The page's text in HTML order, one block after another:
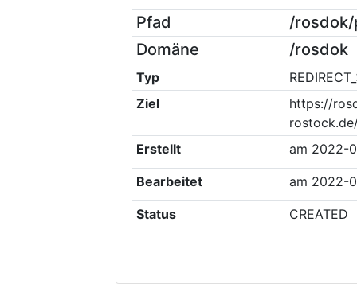
Pfad
/rosdok/
Domäne
/rosdok
Typ
Ziel
https://
Erstellt
am 2022-
Bearbeitet am 2022-
Status CREATED